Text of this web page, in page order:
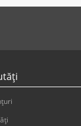
XLSX, 15.605 KB
Informaţie
Informaţia
XLSX, 18.734 KB